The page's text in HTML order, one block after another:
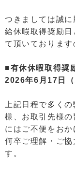
つきましては誠
給休暇取得奨励日
て頂いております
■有休休暇取得奨
2026年6月17日（
上記日程で多く
様、お取引先様の
にはご不便をおか
何卒ご理解・ご協
す。